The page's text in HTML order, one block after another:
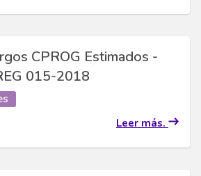
CPROG Estimados -
015-2018
Leer más.